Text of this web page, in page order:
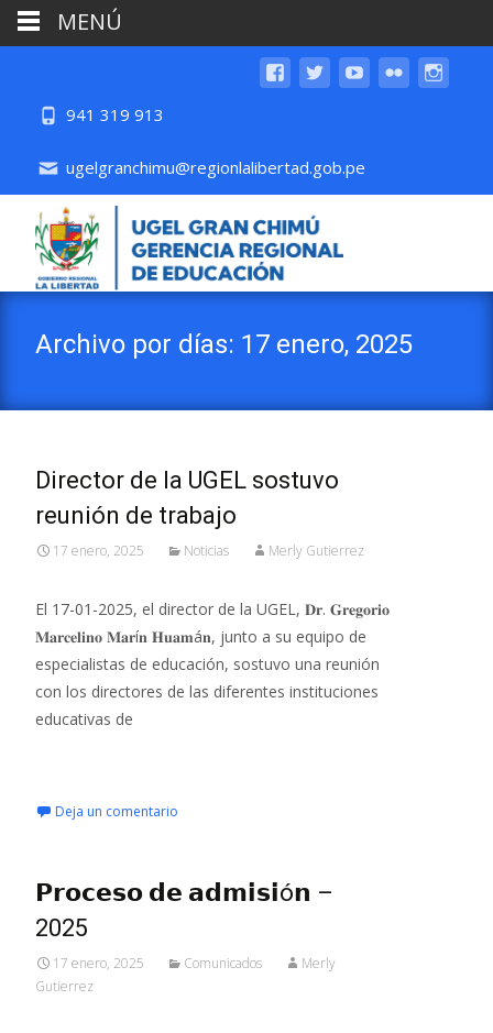
941 319 913
ugelgranchimu@regionlalibertad.gob.pe
Archivo por días: 17 enero, 2025
Director de la UGEL sostuvo
reunión de trabajo
17 enero, 2025 Noticias Merly Gutierrez
El 17-01-2025, el director de la UGEL, 𝐃𝐫. 𝐆𝐫𝐞𝐠𝐨𝐫𝐢𝐨
𝐌𝐚𝐫𝐜𝐞𝐥𝐢𝐧𝐨 𝐌𝐚𝐫í𝐧 𝐇𝐮𝐚𝐦á𝐧, junto a su equipo de
especialistas de educación, sostuvo una reunión
con los directores de las diferentes instituciones
educativas de
Deja un comentario
𝗣𝗿𝗼𝗰𝗲𝘀𝗼 𝗱𝗲 𝗮𝗱𝗺𝗶𝘀𝗶ó𝗻 –
2025
17 enero, 2025 Comunicados
Merly
Gutierrez
MENÚ